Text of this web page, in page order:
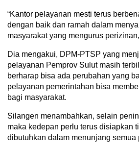
“Kantor pelayanan mesti terus
dengan baik dan ramah dalam
masyarakat yang mengurus
Dia mengakui, DPM-PTSP yang
pelayanan Pemprov Sulut masih
berharap bisa ada perubahan yang
pelayanan pemerintahan bisa
bagi masyarakat.
Silangen menambahkan, selain
maka kedepan perlu terus disiapkan
dibutuhkan dalam menunjang semua